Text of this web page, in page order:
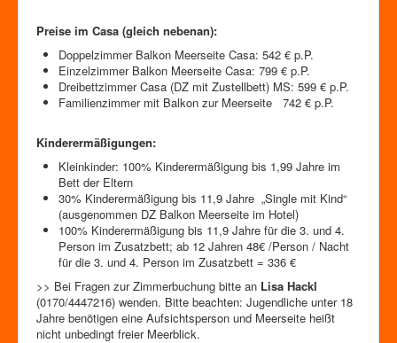
Preise im Casa (gleich nebenan):
Doppelzimmer Balkon Meerseite Casa: 542 € p.P.
Einzelzimmer Balkon Meerseite Casa: 799 € p.P.
Dreibettzimmer Casa (DZ mit Zustellbett) MS: 599 € p.P.
Familienzimmer mit Balkon zur Meerseite 742 € p.P.
Kinderermäßigungen:
Kleinkinder: 100% Kinderermäßigung bis 1,99 Jahre im
Bett der Eltern
30% Kinderermäßigung bis 11,9 Jahre „Single mit Kind“
(ausgenommen DZ Balkon Meerseite im Hotel)
100% Kinderermäßigung bis 11,9 Jahre für die 3. und 4.
Person im Zusatzbett; ab 12 Jahren 48€ /Person / Nacht
für die 3. und 4. Person im Zusatzbett = 336 €
>> Bei Fragen zur Zimmerbuchung bitte an Lisa Hackl
(0170/4447216) wenden. Bitte beachten: Jugendliche unter 18
Jahre benötigen eine Aufsichtsperson und Meerseite heißt
nicht unbedingt freier Meerblick.